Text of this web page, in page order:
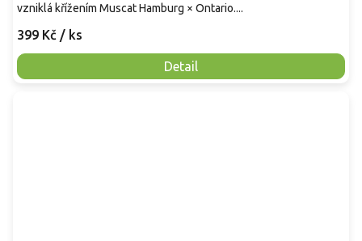
399 Kč / ks
Detail
vzniklá křížením Muscat Hamburg × Ontario....